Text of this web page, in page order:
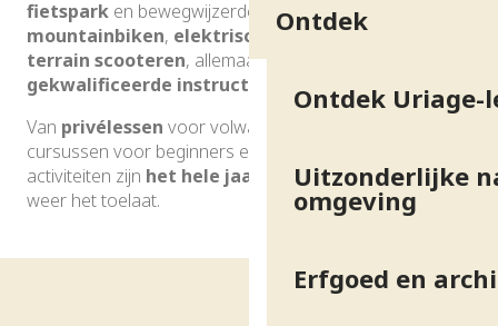
Ontdek
Ontdek Uriage-
Uitzonderlijke
omgeving
Erfgoed en
fietspark en bewegwijzerde routes voor downhill
mountainbiken, elektrisch mountainbiken
terrain scooteren, allemaal begeleid door
gekwalificeerde instructeurs
Van privélessen voor volwassenen en kinderen tot
cursussen voor beginners en gevorderden, 2-wielige
activiteiten zijn het hele jaar doormogelijk, als het
weer het toelaat.